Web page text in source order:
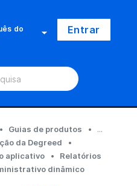
do Entrar
Guias de produtos
...
da Degreed
aplicativo
Relatórios
dinâmico